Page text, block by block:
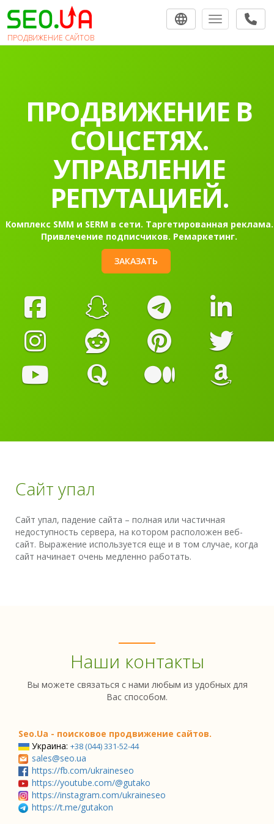
ПРОДВИЖЕНИЕ САЙТОВ
Toggle
ПРОДВИЖЕНИЕ В
СОЦСЕТЯХ.
УПРАВЛЕНИЕ
РЕПУТАЦИЕЙ.
Комплекс SMM и SERM в сети. Таргетированная реклама.
Привлечение подписчиков. Ремаркетинг.
ЗАКАЗАТЬ
Сайт упал
Сайт упал, падение сайта – полная или частичная
недоступность сервера, на котором расположен веб-
сайт. Выражение используется еще и в том случае, когда
сайт начинает очень медленно работать.
Наши контакты
Вы можете связаться с нами любым из удобных для
Вас способом.
Seo.Ua - поисковое продвижение сайтов.
Украина: +38 (044) 331-52-44
sales@seo.ua
https://fb.com/ukraineseo
https://youtube.com/@gutako
https://instagram.com/ukraineseo
https://t.me/gutakon